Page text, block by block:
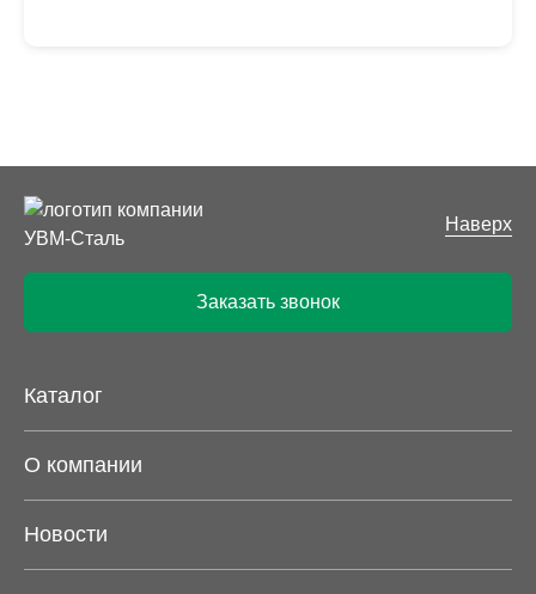
Наверх
Заказать звонок
Каталог
О компании
Новости